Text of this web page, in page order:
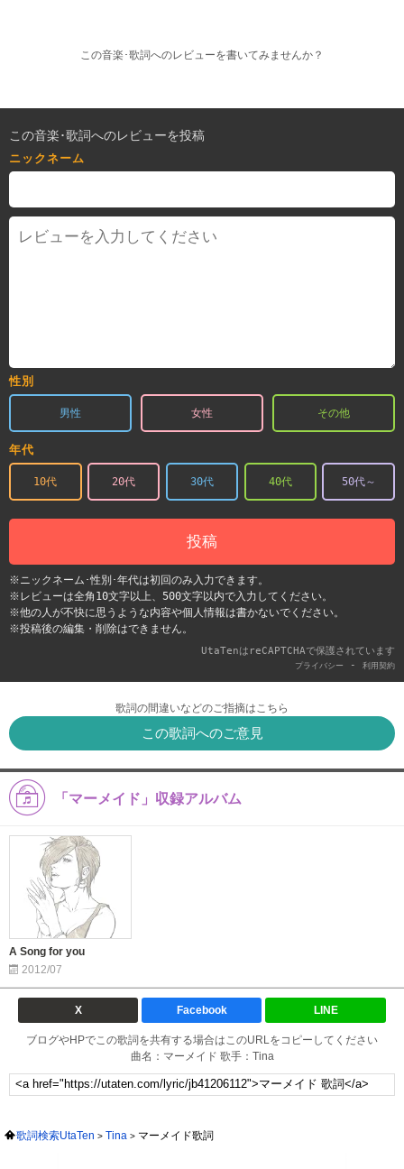
この音楽･歌詞へのレビューを書いてみませんか？
この音楽･歌詞へのレビューを投稿
ニックネーム
性別
男性 女性 その他
年代
10代 20代 30代 40代 50代～
投稿
※ニックネーム･性別･年代は初回のみ入力できます。
※レビューは全角10文字以上、500文字以内で入力してください。
※他の人が不快に思うような内容や個人情報は書かないでください。
※投稿後の編集・削除はできません。
UtaTenはreCAPTCHAで保護されています
プライバシー - 利用契約
歌詞の間違いなどのご指摘はこちら
この歌詞へのご意見
「マーメイド」収録アルバム
A Song for you
2012/07
X Facebook LINE
ブログやHPでこの歌詞を共有する場合はこのURLをコピーしてください
曲名：マーメイド 歌手：Tina
歌詞検索UtaTen Tina マーメイド歌詞